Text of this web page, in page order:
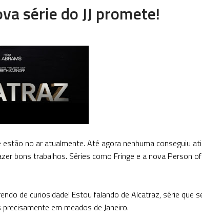
série do JJ promete!
no ar atualmente. Até agora nenhuma conseguiu
bons trabalhos. Séries como Fringe e a nova Person
de curiosidade! Estou falando de Alcatraz, série que
em meados de Janeiro.